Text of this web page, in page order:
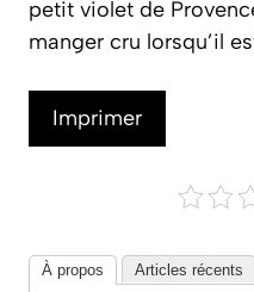
petit violet de
manger cru lorsqu’il
Imprimer
À propos Articles récents